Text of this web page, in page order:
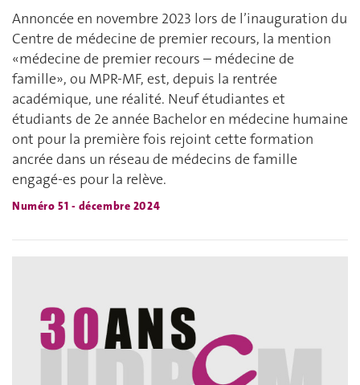
Annoncée en novembre 2023 lors de l’inauguration du
Centre de médecine de premier recours, la mention
«médecine de premier recours – médecine de
famille», ou MPR-MF, est, depuis la rentrée
académique, une réalité. Neuf étudiantes et
étudiants de 2e année Bachelor en médecine humaine
ont pour la première fois rejoint cette formation
ancrée dans un réseau de médecins de famille
engagé-es pour la relève.
Numéro 51 - décembre 2024